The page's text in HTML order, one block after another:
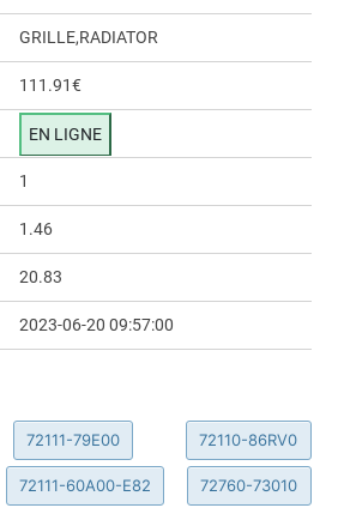
GRILLE,RADIATOR
111.91€
EN LIGNE
1
1.46
20.83
2023-06-20 09:57:00
72111-79E00 72110-86RV0
72111-60A00-E82 72760-73010